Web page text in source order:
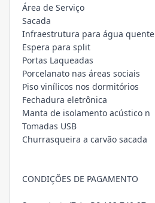
Área de Serviço
Sacada
Infraestrutura para água quente
Espera para split
Portas Laqueadas
Porcelanato nas áreas sociais
Piso vinílicos nos dormitórios
Fechadura eletrônica
Manta de isolamento acústico n
Tomadas USB
Churrasqueira a carvão sacada
CONDIÇÕES DE PAGAMENTO